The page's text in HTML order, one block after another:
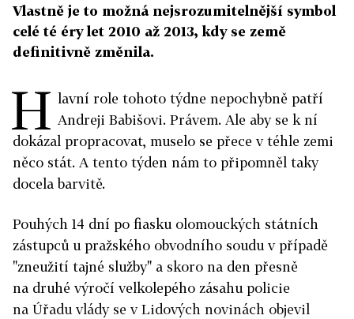
Vlastně je to možná nejsrozumitelnější symbol
celé té éry let 2010 až 2013, kdy se země
definitivně změnila.
H lavní role tohoto týdne nepochybně patří
Andreji Babišovi. Právem. Ale aby se k ní
dokázal propracovat, muselo se přece v téhle zemi
něco stát. A tento týden nám to připomněl taky
docela barvitě.
Pouhých 14 dní po fiasku olomouckých státních
zástupců u pražského obvodního soudu v případě
"zneužití tajné služby" a skoro na den přesně
na druhé výročí velkolepého zásahu policie
na Úřadu vlády se v Lidových novinách objevil